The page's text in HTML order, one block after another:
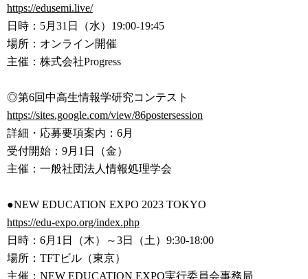
https://edusemi.live/
日時：5月31日（水）19:00-19:45
場所：オンライン開催
主催：株式会社Progress
◎第6回中高生情報学研究コンテスト
https://sites.google.com/view/86postersession
詳細・応募要項案内：6月
受付開始：9月1日（金）
主催：一般社団法人情報処理学会
●NEW EDUCATION EXPO 2023 TOKYO
https://edu-expo.org/index.php
日時：6月1日（木）～3日（土）9:30-18:00
場所：TFTビル（東京）
主催：NEW EDUCATION EXPO実行委員会事務局